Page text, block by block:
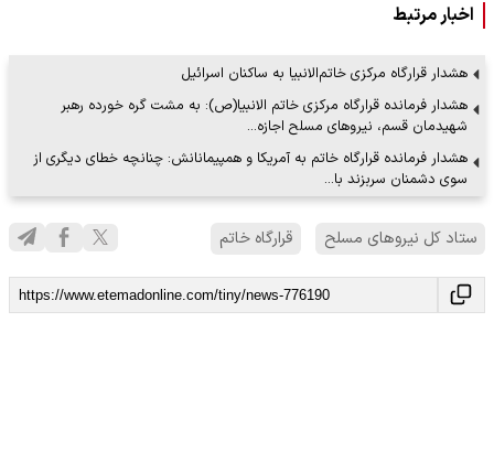
اخبار مرتبط
هشدار قرارگاه مرکزی خاتم‌الانبیا به ساکنان اسرائیل
هشدار فرمانده قرارگاه مرکزی خاتم الانبیا(ص): به مشت گره خورده رهبر
شهیدمان قسم، نیروهای مسلح اجازه…
هشدار فرمانده قرارگاه خاتم‌ به آمریکا و همپیمانانش: چنانچه خطای دیگری از
سوی دشمنان‌ سربزند با…
ستاد کل نیروهای مسلح قرارگاه خاتم